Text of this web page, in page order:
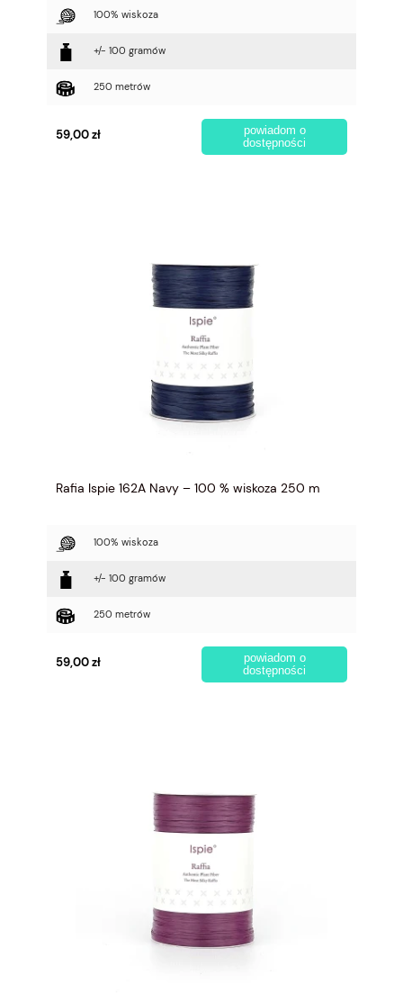
100% wiskoza
+/- 100 gramów
250 metrów
59,00 zł
powiadom o
dostępności
Rafia Ispie 162A Navy – 100 % wiskoza 250 m
100% wiskoza
+/- 100 gramów
250 metrów
59,00 zł
powiadom o
dostępności